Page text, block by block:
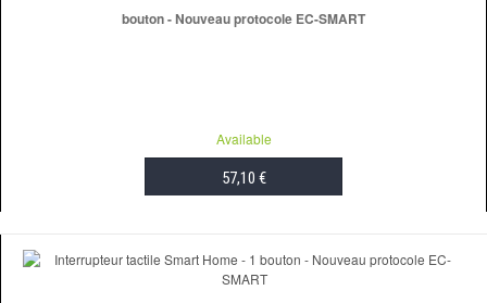
bouton - Nouveau protocole EC-SMART
Available
57,10 €